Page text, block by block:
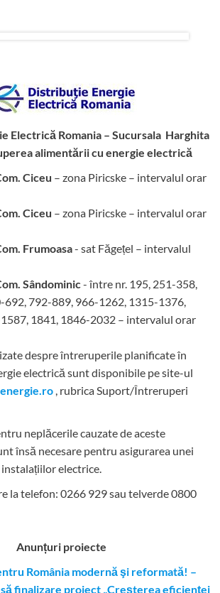
Electrică Romania – Sucursala Harghita
alimentării cu energie electrică
Ciceu – zona Piricske – intervalul orar
Ciceu – zona Piricske – intervalul orar
Frumoasa- sat Făgețel – intervalul
Sândominic- între nr. 195, 251-358,
692, 792-889, 966-1262, 1315-1376,
1841, 1846-2032 – intervalul orar
despre întreruperile planificate în
electrică sunt disponibile pe site-ul
, rubrica Suport/Întreruperi
neplăcerile cauzate de aceste
însă necesare pentru asigurarea unei
electrice.
la telefon: 0266 929 sau telverde 0800
Anunțuri proiecte
România modernă şi reformată! –
finalizare proiect „Creşterea eficienţei